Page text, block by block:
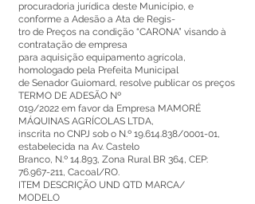
procuradoria jurídica deste Município, e
conforme a Adesão a Ata de Regis-
tro de Preços na condição “CARONA” visando à
contratação de empresa
para aquisição equipamento agrícola,
homologado pela Prefeita Municipal
de Senador Guiomard, resolve publicar os preços
TERMO DE ADESÃO Nº
019/2022 em favor da Empresa MAMORÉ
MÁQUINAS AGRÍCOLAS LTDA,
inscrita no CNPJ sob o N.º 19.614.838/0001-01,
estabelecida na Av. Castelo
Branco, N.º 14.893, Zona Rural BR 364, CEP:
76.967-211, Cacoal/RO.
ITEM DESCRIÇÃO UND QTD MARCA/
MODELO